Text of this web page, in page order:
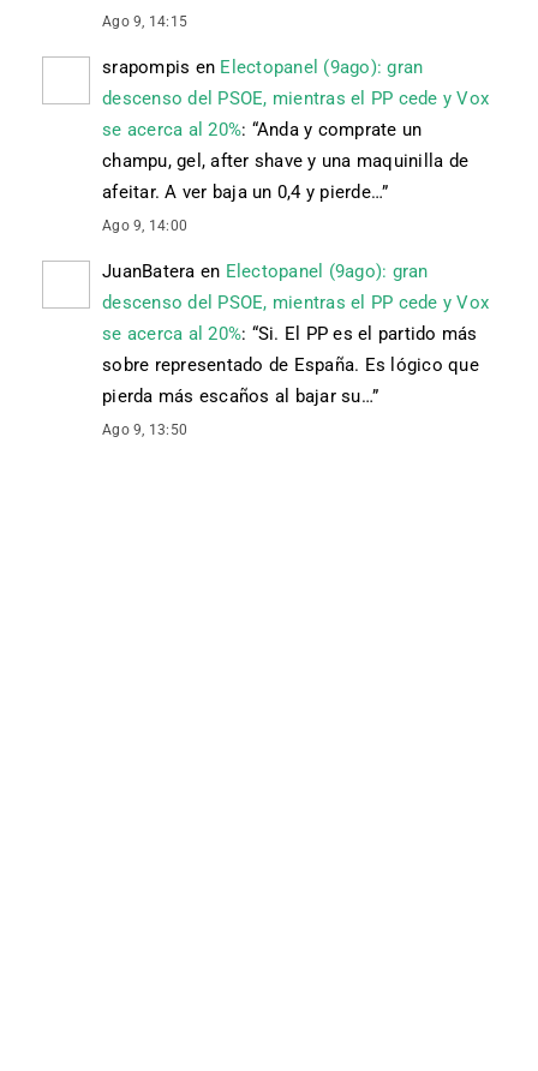
Ago 9, 14:15
srapompis en Electopanel (9ago): gran
descenso del PSOE, mientras el PP cede y Vox
se acerca al 20%: “Anda y comprate un
champu, gel, after shave y una maquinilla de
afeitar. A ver baja un 0,4 y pierde…”
Ago 9, 14:00
JuanBatera en Electopanel (9ago): gran
descenso del PSOE, mientras el PP cede y Vox
se acerca al 20%: “Si. El PP es el partido más
sobre representado de España. Es lógico que
pierda más escaños al bajar su…”
Ago 9, 13:50